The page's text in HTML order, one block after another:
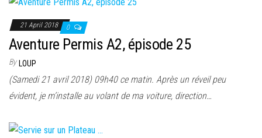
21 April 2018 0
Aventure Permis A2, épisode 25
By LOUP
(Samedi 21 avril 2018) 09h40 ce matin. Après un réveil peu
évident, je m’installe au volant de ma voiture, direction…